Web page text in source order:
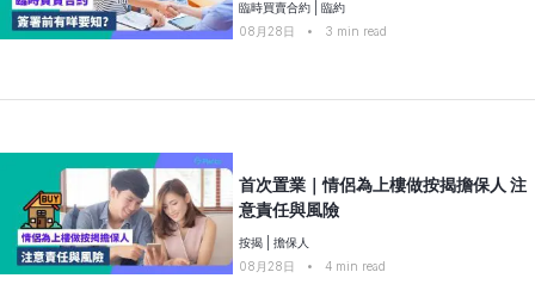
臨時買賣合約
臨約
08月28日
• 3 min read
首次置業｜情侶為上樓做按揭擔保人 注
意責任與風險
按揭
擔保人
08月28日
• 4 min read